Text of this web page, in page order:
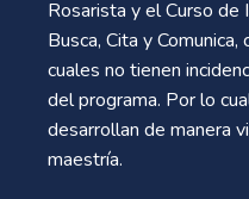
Rosarista y el Curso de
Busca, Cita y
cuales no tienen
del programa. Por lo
desarrollan de manera
maestría.